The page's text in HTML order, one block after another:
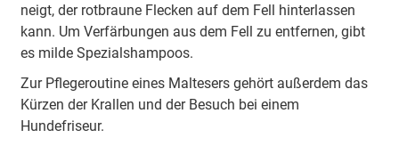
neigt, der rotbraune Flecken auf dem Fell hinterlassen
kann. Um Verfärbungen aus dem Fell zu entfernen, gibt
es milde Spezialshampoos.
Zur Pflegeroutine eines Maltesers gehört außerdem das
Kürzen der Krallen und der Besuch bei einem
Hundefriseur.